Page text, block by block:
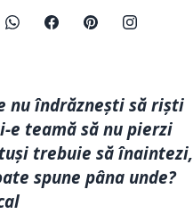
nu îndrăzneşti să rişti
e teamă să nu pierzi
trebuie să înaintezi,
spune pâna unde?